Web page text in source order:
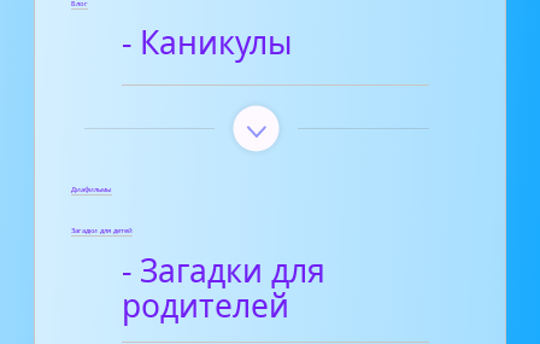
Блог
- Каникулы
Диафильмы
Загадки для детей
- Загадки для
родителей